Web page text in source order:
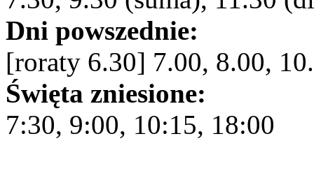
Dni powszednie:
[roraty 6.30] 7.00, 8.00,
Święta zniesione:
7:30, 9:00, 10:15, 18:00